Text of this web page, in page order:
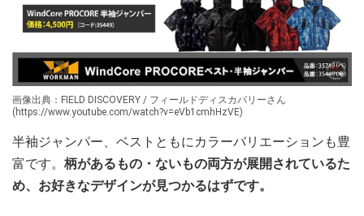
画像出典：FIELD DISCOVERY / フィールドディスカバリーさん
(https://www.youtube.com/watch?v=eVb1cmhHzVE)
半袖ジャンパー、ベストともにカラーバリエーションも豊
富です。 柄があるもの・ないもの両方が展開されているた
め、お好きなデザインが見つかるはずです。